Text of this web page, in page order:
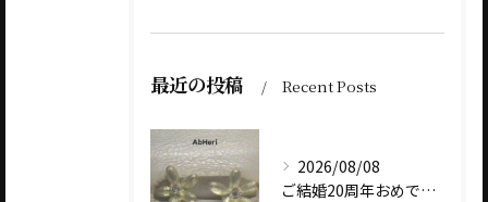
最近の投稿 Recent Posts
2026/08/08
ご結婚20周年おめでとうございます